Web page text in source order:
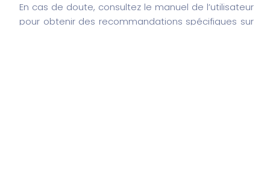
En cas de doute, consultez le manuel de l’utilisateur
pour obtenir des recommandations spécifiques sur